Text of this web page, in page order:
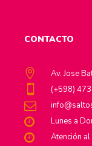
CONTACTO
Av. Jose
(+598)
Lunes a
Atención